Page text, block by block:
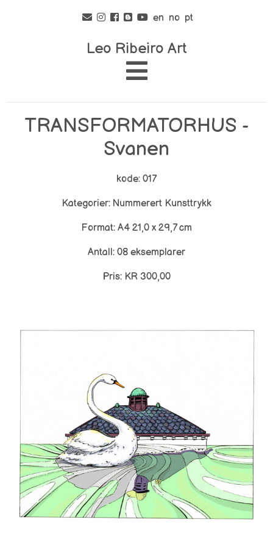
en no pt
Leo Ribeiro Art
TRANSFORMATORHUS -
Svanen
kode: 017
Kategorier: Nummerert Kunsttrykk
Format: A4 21,0 x 29,7 cm
Antall: 08 eksemplarer
Pris: KR 300,00